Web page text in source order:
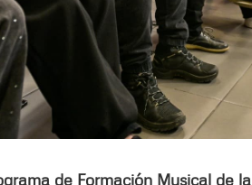
de Formación Musical de la